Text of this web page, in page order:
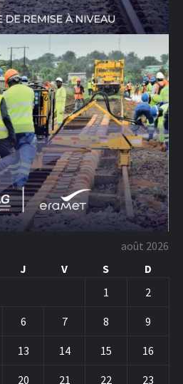
août 2026
J V S
D
1
2
6 7 8 9
13 14 15 16
20 21 22 23